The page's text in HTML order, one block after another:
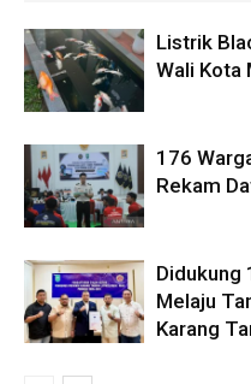
Listrik
Wali Kota
176
Rekam
Didukung
Melaju
Karang